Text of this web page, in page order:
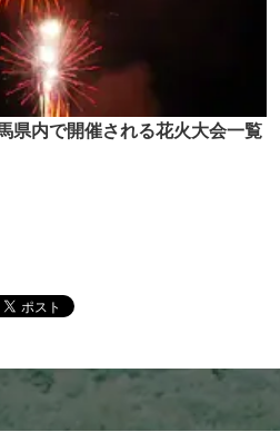
県内で開催される花火大会一覧